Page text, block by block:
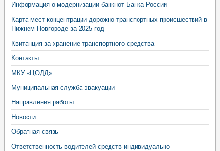
Информация о модернизации банкнот Банка России
Карта мест концентрации дорожно-транспортных происшествий в
Нижнем Новгороде за 2025 год
Квитанция за хранение транспортного средства
Контакты
МКУ «ЦОДД»
Муниципальная служба эвакуации
Направления работы
Новости
Обратная связь
Ответственность водителей средств индивидуально